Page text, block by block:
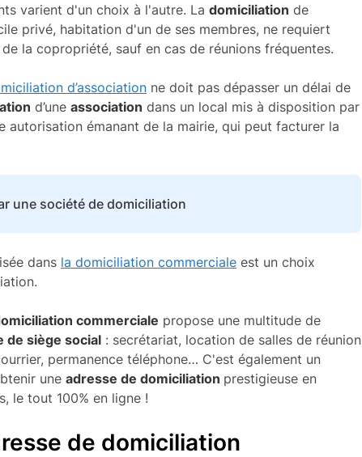
varient d'un choix à l'autre. La domiciliation de
privé, habitation d'un de ses membres, ne requiert
la copropriété, sauf en cas de réunions fréquentes.
d’association ne doit pas dépasser un délai de
d’une association dans un local mis à disposition par
autorisation émanant de la mairie, qui peut facturer la
une société de domiciliation
dans la domiciliation commerciale est un choix
commerciale propose une multitude de
de siège social : secrétariat, location de salles de réunion
permanence téléphone… C'est également un
une adresse de domiciliation prestigieuse en
le tout 100% en ligne !
de domiciliation